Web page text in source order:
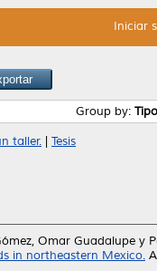
Iniciar
Group by:
taller. Tesis
Omar Guadalupe y
in northeastern Mexico.